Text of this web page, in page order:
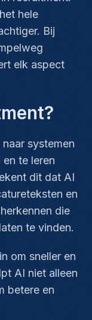
hele
Bij
elk aspect
systemen
te leren
dit dat AI
en
die
te vinden.
om sneller en
AI niet alleen
betere en